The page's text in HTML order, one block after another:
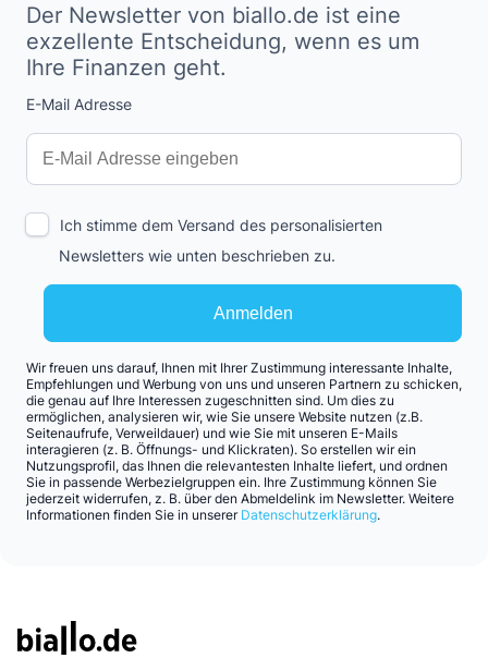
Der Newsletter von biallo.de ist eine
exzellente Entscheidung, wenn es um
Ihre Finanzen geht.
E-Mail Adresse
Interests
Amount
Anmelden
Ich stimme dem Versand des personalisierten
Newsletters wie unten beschrieben zu.
Wir freuen uns darauf, Ihnen mit Ihrer Zustimmung interessante Inhalte,
Empfehlungen und Werbung von uns und unseren Partnern zu schicken,
die genau auf Ihre Interessen zugeschnitten sind. Um dies zu
ermöglichen, analysieren wir, wie Sie unsere Website nutzen (z.B.
Seitenaufrufe, Verweildauer) und wie Sie mit unseren E-Mails
interagieren (z. B. Öffnungs- und Klickraten). So erstellen wir ein
Nutzungsprofil, das Ihnen die relevantesten Inhalte liefert, und ordnen
Sie in passende Werbezielgruppen ein. Ihre Zustimmung können Sie
jederzeit widerrufen, z. B. über den Abmeldelink im Newsletter. Weitere
Informationen finden Sie in unserer Datenschutzerklärung.